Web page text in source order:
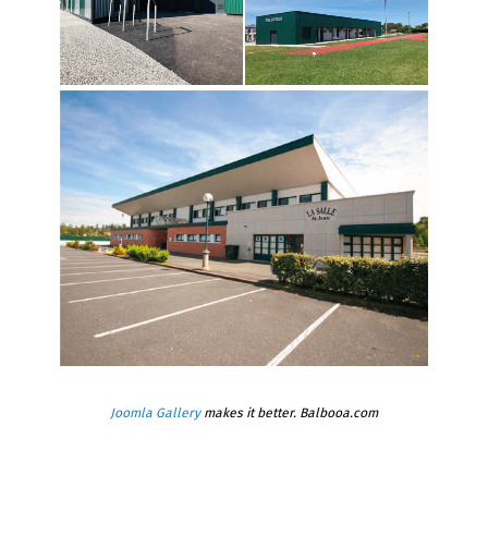
Joomla Gallerymakes it better. Balbooa.com